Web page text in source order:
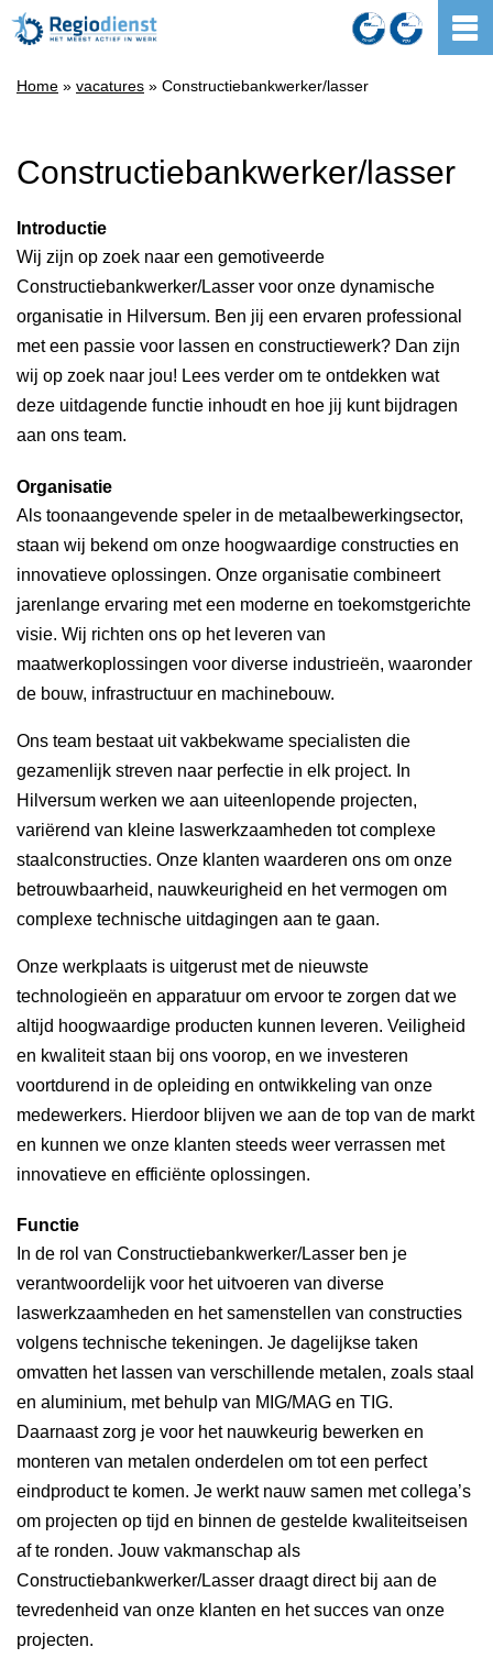
Home » vacatures » Constructiebankwerker/lasser
Constructiebankwerker/lasser
Introductie
Wij zijn op zoek naar een gemotiveerde
Constructiebankwerker/Lasser voor onze dynamische
organisatie in Hilversum. Ben jij een ervaren professional
met een passie voor lassen en constructiewerk? Dan zijn
wij op zoek naar jou! Lees verder om te ontdekken wat
deze uitdagende functie inhoudt en hoe jij kunt bijdragen
aan ons team.
Organisatie
Als toonaangevende speler in de metaalbewerkingsector,
staan wij bekend om onze hoogwaardige constructies en
innovatieve oplossingen. Onze organisatie combineert
jarenlange ervaring met een moderne en toekomstgerichte
visie. Wij richten ons op het leveren van
maatwerkoplossingen voor diverse industrieën, waaronder
de bouw, infrastructuur en machinebouw.
Ons team bestaat uit vakbekwame specialisten die
gezamenlijk streven naar perfectie in elk project. In
Hilversum werken we aan uiteenlopende projecten,
variërend van kleine laswerkzaamheden tot complexe
staalconstructies. Onze klanten waarderen ons om onze
betrouwbaarheid, nauwkeurigheid en het vermogen om
complexe technische uitdagingen aan te gaan.
Onze werkplaats is uitgerust met de nieuwste
technologieën en apparatuur om ervoor te zorgen dat we
altijd hoogwaardige producten kunnen leveren. Veiligheid
en kwaliteit staan bij ons voorop, en we investeren
voortdurend in de opleiding en ontwikkeling van onze
medewerkers. Hierdoor blijven we aan de top van de markt
en kunnen we onze klanten steeds weer verrassen met
innovatieve en efficiënte oplossingen.
Functie
In de rol van Constructiebankwerker/Lasser ben je
verantwoordelijk voor het uitvoeren van diverse
laswerkzaamheden en het samenstellen van constructies
volgens technische tekeningen. Je dagelijkse taken
omvatten het lassen van verschillende metalen, zoals staal
en aluminium, met behulp van MIG/MAG en TIG.
Daarnaast zorg je voor het nauwkeurig bewerken en
monteren van metalen onderdelen om tot een perfect
eindproduct te komen. Je werkt nauw samen met collega’s
om projecten op tijd en binnen de gestelde kwaliteitseisen
af te ronden. Jouw vakmanschap als
Constructiebankwerker/Lasser draagt direct bij aan de
tevredenheid van onze klanten en het succes van onze
projecten.